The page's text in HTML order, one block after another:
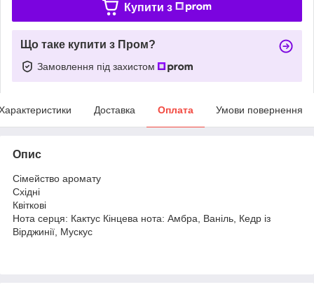
Купити з
Що таке купити з Пром?
Замовлення під захистом
Доставка Оплата Умови повернення
Опис
Сімейство аромату
Східні
Квіткові
Нота серця: Кактус Кінцева нота: Амбра, Ваніль, Кедр із
Вірджинії, Мускус